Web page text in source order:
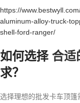
https://
aluminum-alloy-truck-
shell-ford-ranger/
如何选择合适
求？
选择理想的批发卡车顶